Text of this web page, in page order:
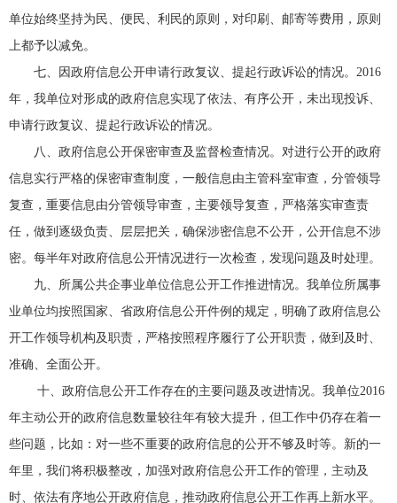
单位始终坚持为民、便民、利民的原则，对印刷、邮寄等费用，原则
上都予以减免。
七、因政府信息公开申请行政复议、提起行政诉讼的情况。2016
年，我单位对形成的政府信息实现了依法、有序公开，未出现投诉、
申请行政复议、提起行政诉讼的情况。
八、政府信息公开保密审查及监督检查情况。对进行公开的政府
信息实行严格的保密审查制度，一般信息由主管科室审查，分管领导
复查，重要信息由分管领导审查，主要领导复查，严格落实审查责
任，做到逐级负责、层层把关，确保涉密信息不公开，公开信息不涉
密。每半年对政府信息公开情况进行一次检查，发现问题及时处理。
九、所属公共企事业单位信息公开工作推进情况。我单位所属事
业单位均按照国家、省政府信息公开件例的规定，明确了政府信息公
开工作领导机构及职责，严格按照程序履行了公开职责，做到及时、
准确、全面公开。
十、政府信息公开工作存在的主要问题及改进情况。我单位2016
年主动公开的政府信息数量较往年有较大提升，但工作中仍存在着一
些问题，比如：对一些不重要的政府信息的公开不够及时等。新的一
年里，我们将积极整改，加强对政府信息公开工作的管理，主动及
时、依法有序地公开政府信息，推动政府信息公开工作再上新水平。